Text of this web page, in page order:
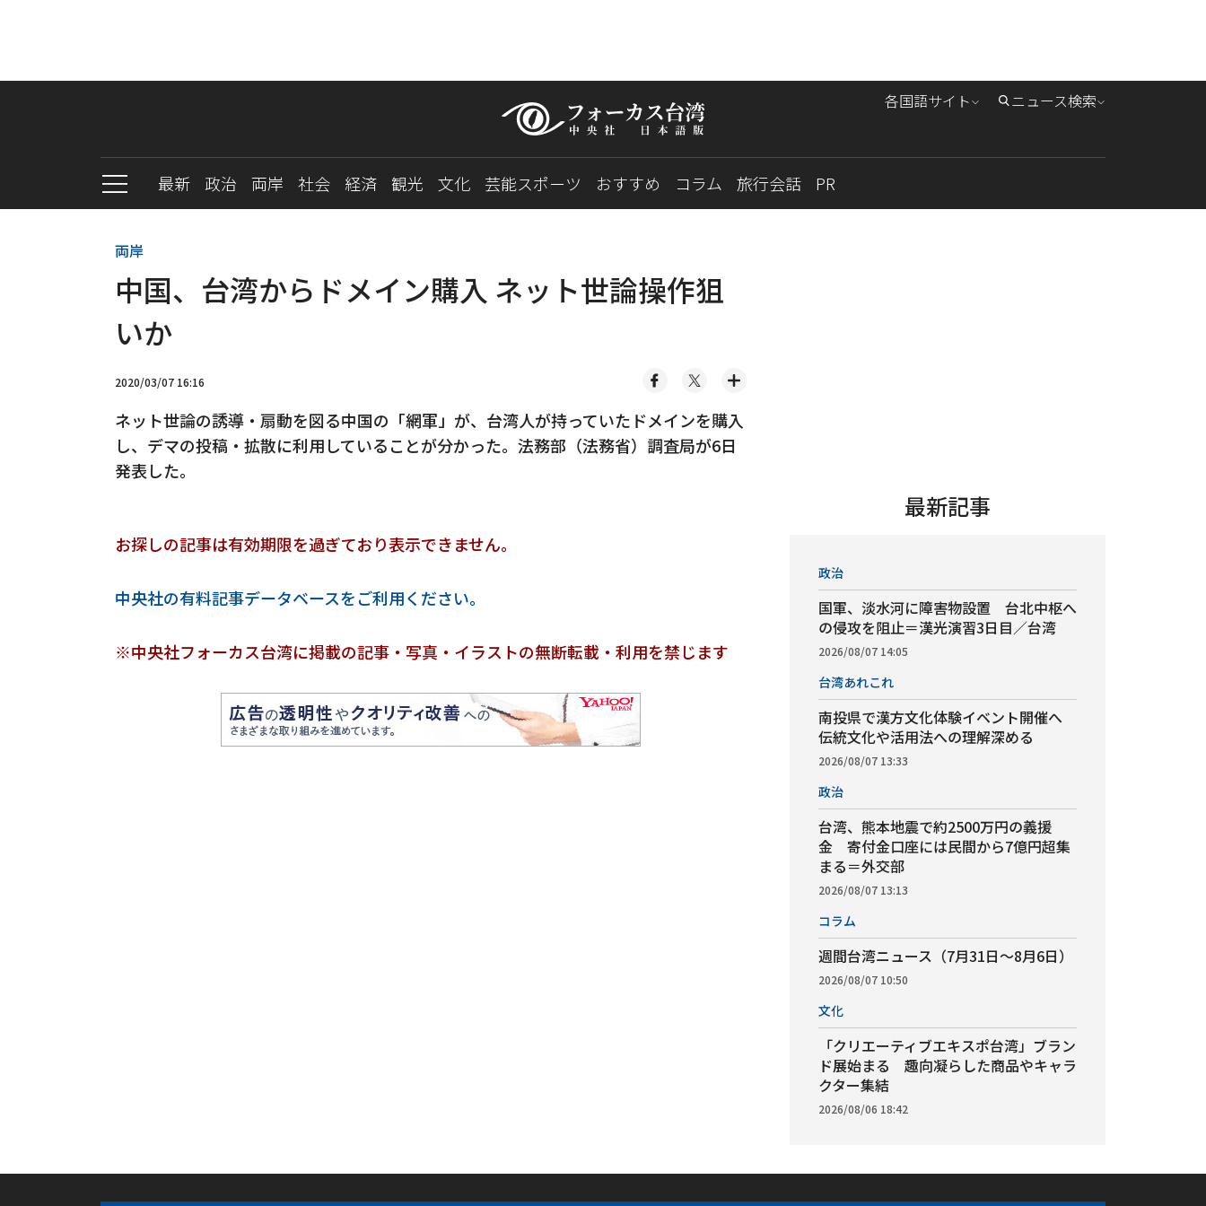
各国語サイト ニュース検索
最新 政治 両岸 社会 経済 観光 文化 芸能スポーツ おすすめ コラム 旅行会話 PR
両岸
中国、台湾からドメイン購入 ネット世論操作狙
いか
2020/03/07 16:16
ネット世論の誘導・扇動を図る中国の「網軍」が、台湾人が持っていたドメインを購入
し、デマの投稿・拡散に利用していることが分かった。法務部（法務省）調査局が6日
発表した。
お探しの記事は有効期限を過ぎており表示できません。
中央社の有料記事データベースをご利用ください。
※中央社フォーカス台湾に掲載の記事・写真・イラストの無断転載・利用を禁じます
最新記事
政治
国軍、淡水河に障害物設置 台北中枢へ
の侵攻を阻止＝漢光演習3日目／台湾
2026/08/07 14:05
台湾あれこれ
南投県で漢方文化体験イベント開催へ
伝統文化や活用法への理解深める
2026/08/07 13:33
政治
台湾、熊本地震で約2500万円の義援
金 寄付金口座には民間から7億円超集
まる＝外交部
2026/08/07 13:13
コラム
週間台湾ニュース（7月31日～8月6日）
2026/08/07 10:50
文化
「クリエーティブエキスポ台湾」ブラン
ド展始まる 趣向凝らした商品やキャラ
クター集結
2026/08/06 18:42